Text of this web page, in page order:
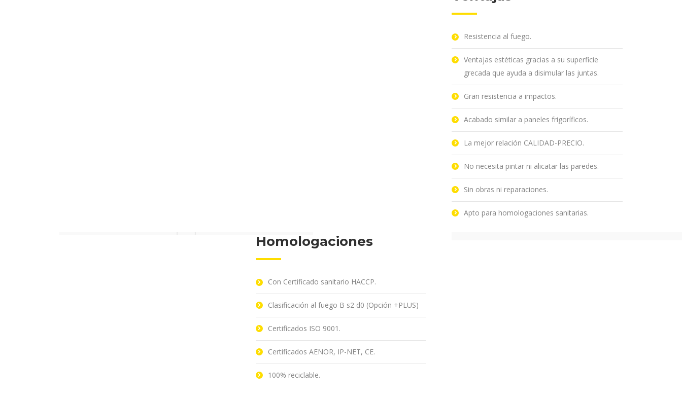
Resistencia al fuego.
Ventajas estéticas gracias a su superficie
grecada que ayuda a disimular las juntas.
Gran resistencia a impactos.
Acabado similar a paneles frigoríficos.
La mejor relación CALIDAD-PRECIO.
No necesita pintar ni alicatar las paredes.
Sin obras ni reparaciones.
Apto para homologaciones sanitarias.
Homologaciones
Con Certificado sanitario HACCP.
Clasificación al fuego B s2 d0 (Opción +PLUS)
Certificados ISO 9001.
Certificados AENOR, IP-NET, CE.
100% reciclable.